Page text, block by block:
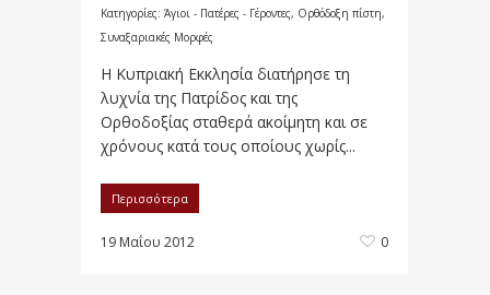
Κατηγορίες: Άγιοι - Πατέρες - Γέροντες, Ορθόδοξη πίστη,
Συναξαριακές Μορφές
Η Κυπριακή Εκκλησία διατήρησε τη
λυχνία της Πατρίδος και της
Ορθοδοξίας σταθερά ακοίμητη και σε
χρόνους κατά τους οποίους χωρίς...
Περισσότερα
19 Μαΐου 2012 0